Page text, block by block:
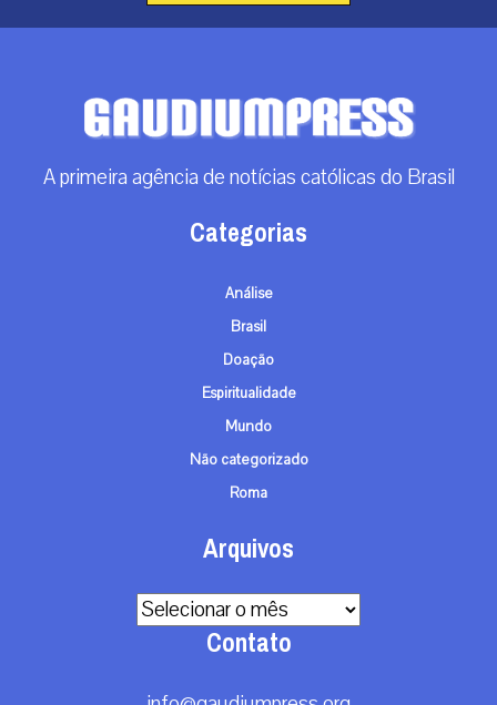
A primeira agência de notícias católicas do Brasil
Categorias
Análise
Brasil
Doação
Espiritualidade
Mundo
Não categorizado
Roma
Arquivos
Arquivos
Contato